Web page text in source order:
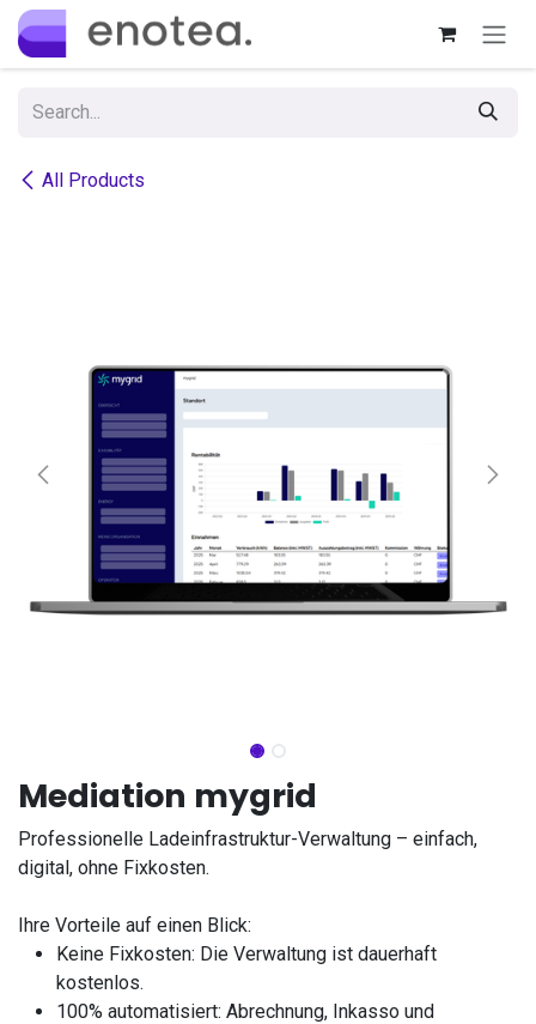
Skip to Content
All Products
Mediation mygrid
Professionelle Ladeinfrastruktur-Verwaltung – einfach,
digital, ohne Fixkosten.
Ihre Vorteile auf einen Blick:
Keine Fixkosten: Die Verwaltung ist dauerhaft
kostenlos.
100% automatisiert: Abrechnung, Inkasso und